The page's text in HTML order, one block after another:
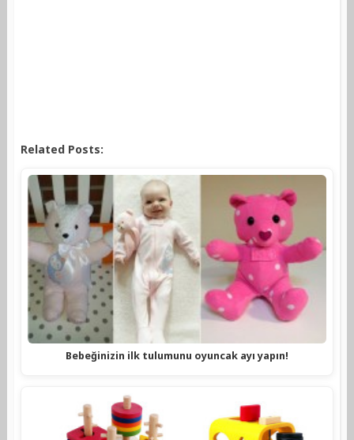
Related Posts:
Bebeğinizin ilk tulumunu oyuncak ayı yapın!